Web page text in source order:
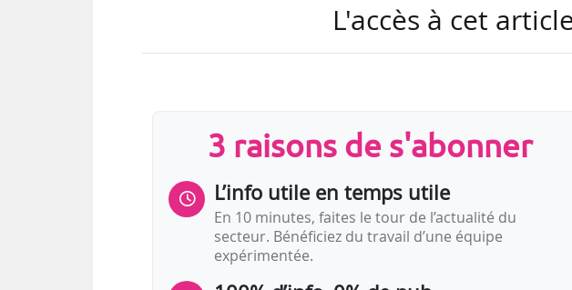
• Création d’outils de médiation numérique autour
Mines - ParisTech, dans le cadre d’un partenariat
L'accès à cet
3 raisons de s'abonner
L’info utile en temps utile
En 10 minutes, faites le tour de l’actualité du
secteur. Bénéficiez du travail d’une équipe
expérimentée.